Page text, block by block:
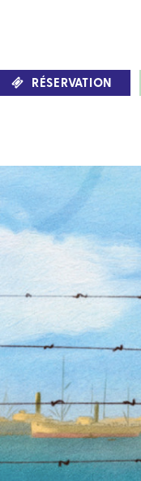
RÉSERVATION